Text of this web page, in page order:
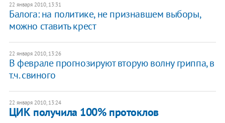
22 января 2010, 13:31
Балога: на политике, не признавшем выборы,
можно ставить крест
22 января 2010, 13:26
В феврале прогнозируют вторую волну гриппа, в
т.ч. свиного
22 января 2010, 13:24
ЦИК получила 100% протоклов